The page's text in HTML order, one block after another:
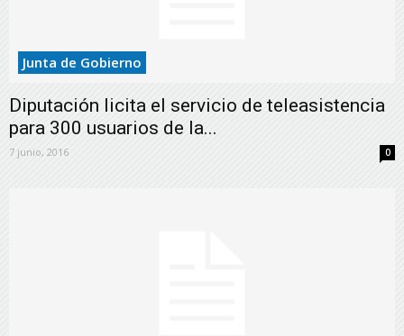
Junta de Gobierno
Diputación licita el servicio de teleasistencia
para 300 usuarios de la...
7 junio, 2016 0